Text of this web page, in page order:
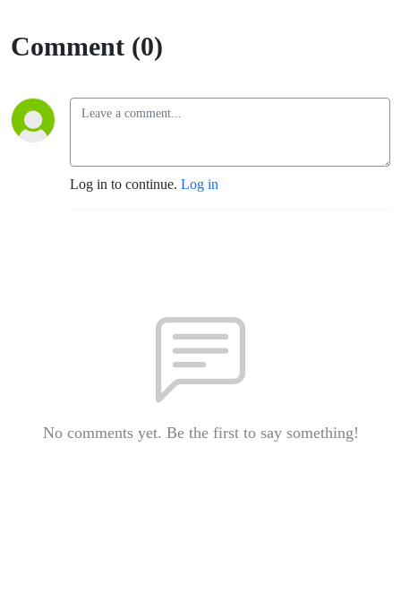
Comment (0)
Log in to continue. Log in
No comments yet. Be the first to say something!